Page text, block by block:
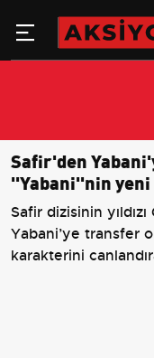
Safir'den
''Yabani''nin
Safir dizisinin
Yabani’ye transfer
karakterini